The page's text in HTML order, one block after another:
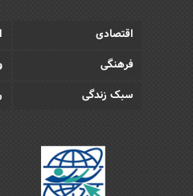
اقتصادی
فرهنگی
سبک زندگی